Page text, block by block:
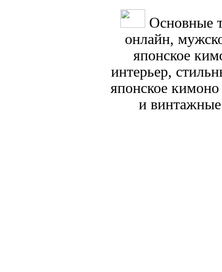
Основные
онлайн,
японское
интерьер,
японское
и